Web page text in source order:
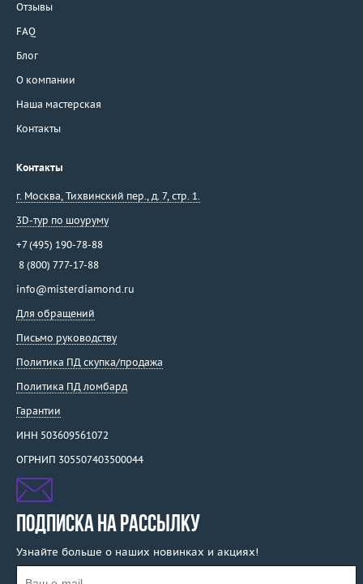
Отзывы
FAQ
Блог
О компании
Наша мастерская
Контакты
Контакты
г. Москва, Тихвинский пер., д. 7, стр. 1.
3D-тур по шоуруму
+7 (495) 190-78-88
8 (800) 777-17-88
info@misterdiamond.ru
Для обращений
Письмо руководству
Политика ПД скупка/продажа
Политика ПД ломбард
Гарантии
ИНН 503609561072
ОГРНИП 305507403500044
ПОДПИСКА НА РАССЫЛКУ
Узнайте больше о наших новинках и акциях!